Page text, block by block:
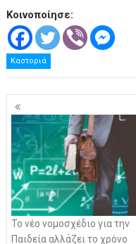
Κοινοποίησε:
Καστοριά
Πλοήγηση
άρθρων
Το νέο νομοσχέδιο για την
Παιδεία αλλάζει το χρόνο